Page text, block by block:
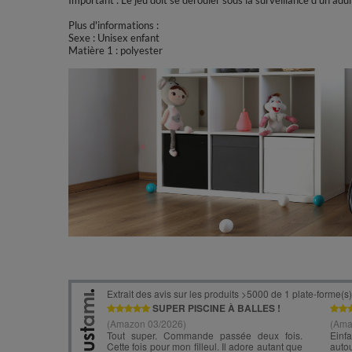
Plus d'informations :
Sexe : Unisex enfant
Matière 1 : polyester